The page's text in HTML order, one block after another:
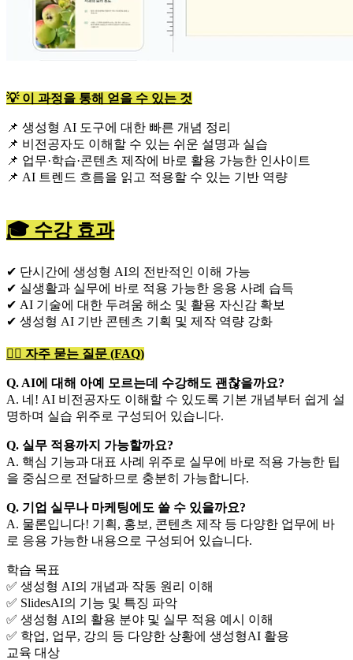
💡 이 과정을 통해 얻을 수 있는 것
📌 생성형 AI 도구에 대한 빠른 개념 정리
📌 비전공자도 이해할 수 있는 쉬운 설명과 실습
📌 업무·학습·콘텐츠 제작에 바로 활용 가능한 인사이트
📌 AI 트렌드 흐름을 읽고 적용할 수 있는 기반 역량
🎓 수강 효과
✔ 단시간에 생성형 AI의 전반적인 이해 가능
✔ 실생활과 실무에 바로 적용 가능한 응용 사례 습득
✔ AI 기술에 대한 두려움 해소 및 활용 자신감 확보
✔ 생성형 AI 기반 콘텐츠 기획 및 제작 역량 강화
🙋‍♀️ 자주 묻는 질문 (FAQ)
Q. AI에 대해 아예 모르는데 수강해도 괜찮을까요?
A. 네! AI 비전공자도 이해할 수 있도록 기본 개념부터 쉽게 설
명하며 실습 위주로 구성되어 있습니다.
Q. 실무 적용까지 가능할까요?
A. 핵심 기능과 대표 사례 위주로 실무에 바로 적용 가능한 팁
을 중심으로 전달하므로 충분히 가능합니다.
Q. 기업 실무나 마케팅에도 쓸 수 있을까요?
A. 물론입니다! 기획, 홍보, 콘텐츠 제작 등 다양한 업무에 바
로 응용 가능한 내용으로 구성되어 있습니다.
학습 목표
✅ 생성형 AI의 개념과 작동 원리 이해
✅ SlidesAI의 기능 및 특징 파악
✅ 생성형 AI의 활용 분야 및 실무 적용 예시 이해
✅ 학업, 업무, 강의 등 다양한 상황에 생성형AI 활용
교육 대상